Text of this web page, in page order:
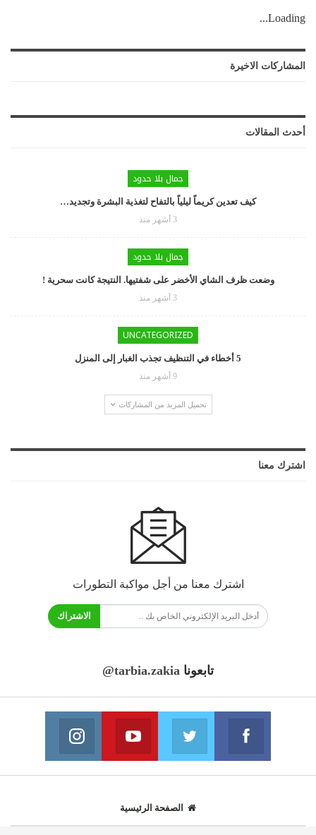
Loading...
المشاركات الاخيرة
أحدث المقالات
جمال بلا حدود
كيف تعدين كريماً ليلياً بالتفاح لتغذية البشرة وتجديد…
3 أشهر منذ
جمال بلا حدود
وضعت ظرف الشاي الأخضر على شفتيها. النتيجة كانت سحرية !
3 أشهر منذ
UNCATEGORIZED
5 أخطاء في التنظيف تجذب الغبار إلى المنزل
9 أشهر منذ
تحميل المزيد من المشاركات
اشترك معنا
اشترك معنا من أجل مواكبة التطورات
الاشتراك
تابعونا @tarbia.zakia
فايسبوك
انضم الينا انضم الينا
يوتيوب
انضم الينا
الصفحة الرئيسية